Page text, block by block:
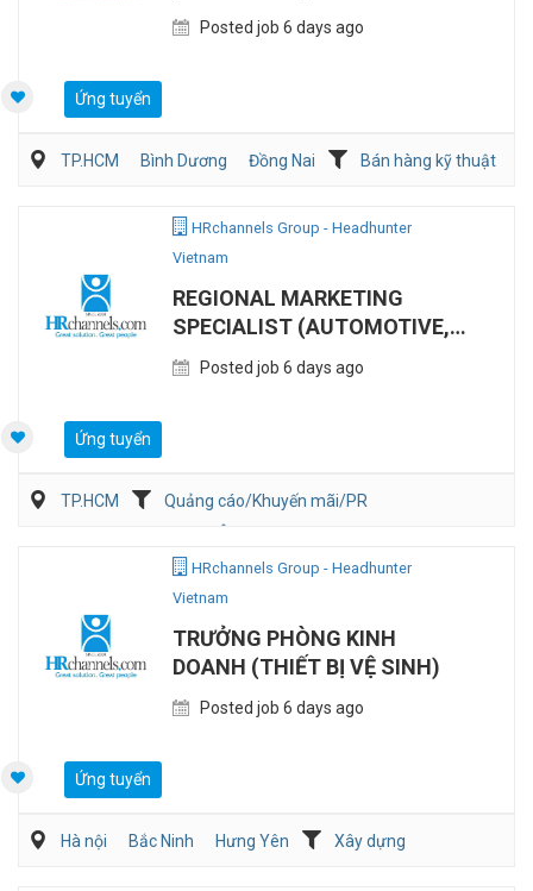
Posted job 6 days ago
Ứng tuyển
TP.HCM Bình Dương Đồng Nai Bán hàng kỹ thuật
HRchannels Group - Headhunter
Vietnam
REGIONAL MARKETING
SPECIALIST (AUTOMOTIVE,
REMOTE)
Posted job 6 days ago
Ứng tuyển
TP.HCM
Quảng cáo/Khuyến mãi/PR
HRchannels Group - Headhunter
Vietnam
TRƯỞNG PHÒNG KINH
DOANH (THIẾT BỊ VỆ SINH)
Posted job 6 days ago
Ứng tuyển
Hà nội Bắc Ninh Hưng Yên
Xây dựng